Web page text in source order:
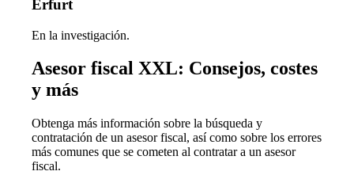
Erfurt
En la investigación.
Asesor fiscal XXL: Consejos, costes
y más
Obtenga más información sobre la búsqueda y
contratación de un asesor fiscal, así como sobre los errores
más comunes que se cometen al contratar a un asesor
fiscal.